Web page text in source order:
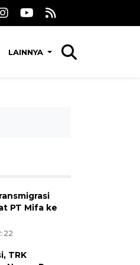
LAINNYA
PT Mifa ke
TRK